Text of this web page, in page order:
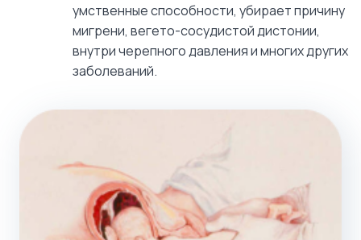
умственные способности, убирает причину
мигрени, вегето-сосудистой дистонии,
внутри черепного давления и многих других
заболеваний.